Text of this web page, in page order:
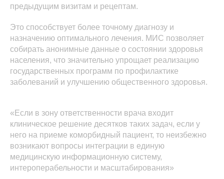
предыдущим визитам и рецептам.
Это способствует более точному диагнозу и
назначению оптимального лечения. МИС позволяет
собирать анонимные данные о состоянии здоровья
населения, что значительно упрощает реализацию
государственных программ по профилактике
заболеваний и улучшению общественного здоровья.
«Если в зону ответственности врача входит
клиническое решение десятков таких задач, если у
него на приеме коморбидный пациент, то неизбежно
возникают вопросы интеграции в единую
медицинскую информационную систему,
интероперабельности и масштабирования»